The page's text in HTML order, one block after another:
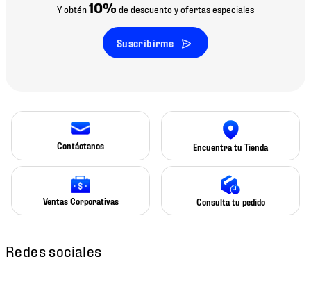
Y obtén10% de descuento y ofertas especiales
Suscribirme
Contáctanos Encuentra tu Tienda
Ventas Corporativas Consulta tu pedido
Redes sociales